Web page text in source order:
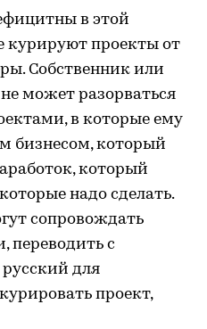
в этой
курируют проекты от
Собственник или
может разорваться
в которые ему
бизнесом, который
который
надо сделать.
сопровождать
переводить с
для
проект,